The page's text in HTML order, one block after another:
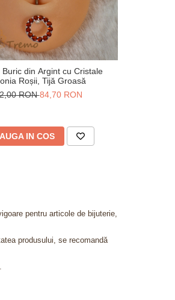
Buric din Argint cu Cristale
Roșii, Tijă Groasă
RON84,70 RON
IN COS
pentru articole de bijuterie,
produsului, se recomandă